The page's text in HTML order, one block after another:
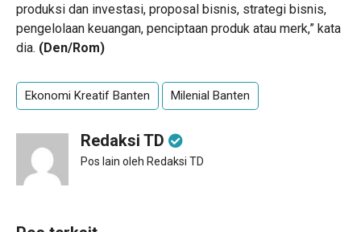
produksi dan investasi, proposal bisnis, strategi bisnis,
pengelolaan keuangan, penciptaan produk atau merk,” kata
dia. (Den/Rom)
Ekonomi Kreatif Banten Milenial Banten
Redaksi TD
Pos lain oleh Redaksi TD